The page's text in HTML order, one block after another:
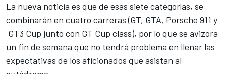
La nueva noticia es que de esas siete categorías, se
combinarán en cuatro carreras (GT, GTA, Porsche 911 y
GT3 Cup junto con GT Cup class), por lo que se avizora
un fin de semana que no tendrá problema en llenar las
expectativas de los aficionados que asistan al